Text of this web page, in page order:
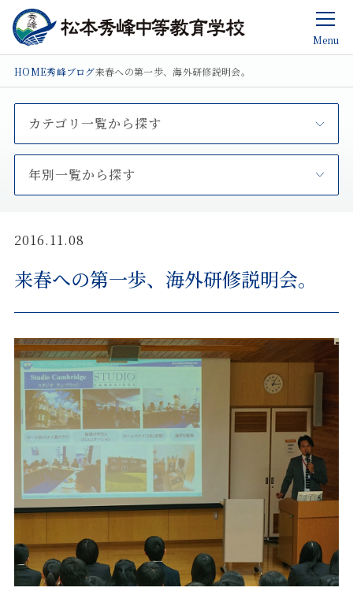
Menu
HOME秀峰ブログ来春への第一歩、海外研修説明会。
カテゴリ一覧から探す
年別一覧から探す
2016.11.08
来春への第一歩、海外研修説明会。